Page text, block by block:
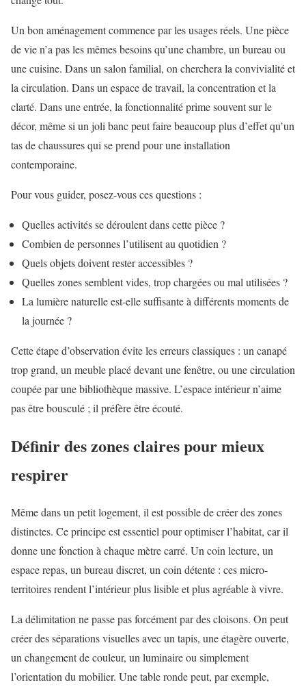
Un bon aménagement commence par les usages réels. Une pièce
de vie n’a pas les mêmes besoins qu’une chambre, un bureau ou
une cuisine. Dans un salon familial, on cherchera la convivialité et
la circulation. Dans un espace de travail, la concentration et la
clarté. Dans une entrée, la fonctionnalité prime souvent sur le
décor, même si un joli banc peut faire beaucoup plus d’effet qu’un
tas de chaussures qui se prend pour une installation
contemporaine.
Pour vous guider, posez-vous ces questions :
Quelles activités se déroulent dans cette pièce ?
Combien de personnes l’utilisent au quotidien ?
Quels objets doivent rester accessibles ?
Quelles zones semblent vides, trop chargées ou mal utilisées ?
La lumière naturelle est-elle suffisante à différents moments de
la journée ?
Cette étape d’observation évite les erreurs classiques : un canapé
trop grand, un meuble placé devant une fenêtre, ou une circulation
coupée par une bibliothèque massive. L’espace intérieur n’aime
pas être bousculé ; il préfère être écouté.
Définir des zones claires pour mieux
respirer
Même dans un petit logement, il est possible de créer des zones
distinctes. Ce principe est essentiel pour optimiser l’habitat, car il
donne une fonction à chaque mètre carré. Un coin lecture, un
espace repas, un bureau discret, un coin détente : ces micro-
territoires rendent l’intérieur plus lisible et plus agréable à vivre.
La délimitation ne passe pas forcément par des cloisons. On peut
créer des séparations visuelles avec un tapis, une étagère ouverte,
un changement de couleur, un luminaire ou simplement
l’orientation du mobilier. Une table ronde peut, par exemple,